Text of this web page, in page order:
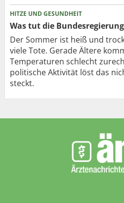
HITZE UND GESUNDHEIT
Was tut die
Der Sommer ist heiß und
viele Tote. Gerade Ältere
Temperaturen schlecht
politische Aktivität löst das
steckt.